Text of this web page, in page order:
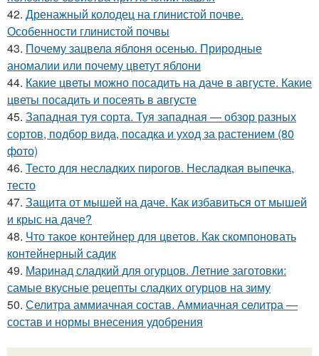
42. Дренажный колодец на глинистой почве.
Особенности глинистой почвы
43. Почему зацвела яблоня осенью. Природные
аномалии или почему цветут яблони
44. Какие цветы можно посадить на даче в августе. Какие
цветы посадить и посеять в августе
45. Западная туя сорта. Туя западная — обзор разных
сортов, подбор вида, посадка и уход за растением (80
фото)
46. Тесто для несладких пирогов. Несладкая выпечка,
тесто
47. Защита от мышей на даче. Как избавиться от мышей
и крыс на даче?
48. Что такое контейнер для цветов. Как скомпоновать
контейнерный садик
49. Маринад сладкий для огурцов. Летние заготовки:
самые вкусные рецепты сладких огурцов на зиму
50. Селитра аммиачная состав. Аммиачная селитра —
состав и нормы внесения удобрения